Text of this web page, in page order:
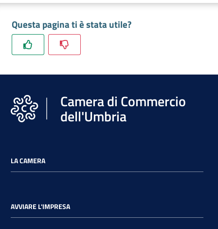
e
il
Consumatore
Digitale
Ac
ce
Re
Questa pagina ti è stata utile?
Camera di Commercio
dell'Umbria
LA CAMERA
AVVIARE L'IMPRESA